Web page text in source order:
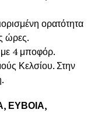
ορατότητα
ώρες.
με 4 μποφόρ.
Κελσίου. Στην
ΕΥΒΟΙΑ,